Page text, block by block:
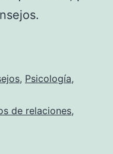
, Psicología,
de relaciones,